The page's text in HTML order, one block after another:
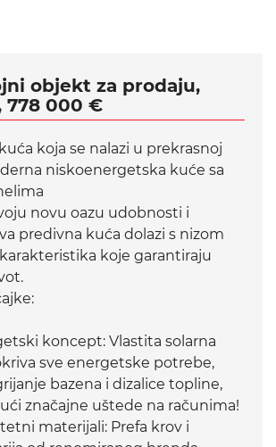
objekt za prodaju,
778 000 €
koja se nalazi u prekrasnoj
niskoenergetska kuće sa
novu oazu udobnosti i
predivna kuća dolazi s nizom
koje garantiraju
koncept: Vlastita solarna
sve energetske potrebe,
bazena i dizalice topline,
značajne uštede na računima!
materijali: Prefa krov i